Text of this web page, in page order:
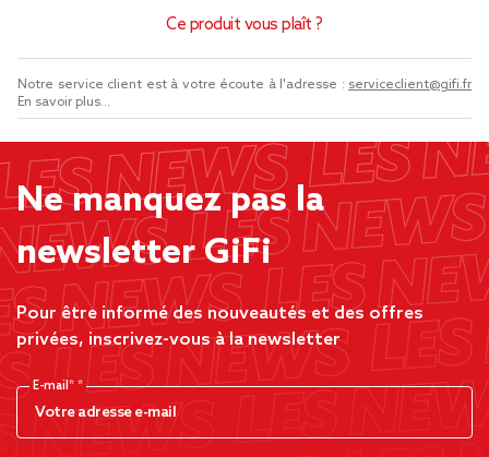
Ce produit vous plaît ?
Notre service client est à votre écoute à l'adresse : serviceclient@gifi.fr
En savoir plus...
Ne manquez pas la
newsletter GiFi
Pour être informé des nouveautés et des offres
privées, inscrivez-vous à la newsletter
E-mail*